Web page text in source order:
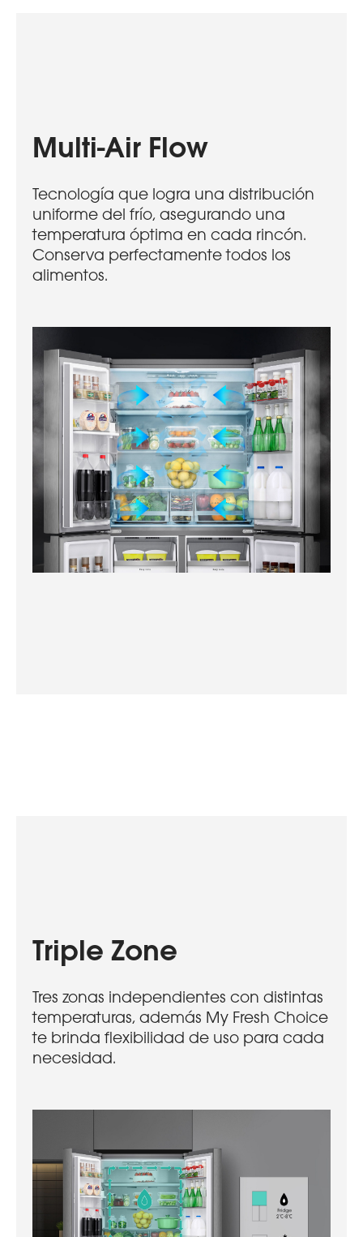
Multi-Air Flow
Tecnología que logra una distribución
uniforme del frío, asegurando una
temperatura óptima en cada rincón.
Conserva perfectamente todos los
alimentos.
Triple Zone
Tres zonas independientes con distintas
temperaturas, además My Fresh Choice
te brinda flexibilidad de uso para cada
necesidad.